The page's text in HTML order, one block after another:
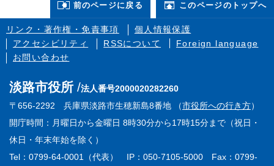
前のページに戻る このページのトップへ
リンク・著作権・免責事項
個人情報保護
アクセシビリティ
RSSについて
Foreign language
お問い合わせ
淡路市役所
法人番号2000020282260
〒656-2292 兵庫県淡路市生穂新島8番地 （市役所への行き方）
開庁時間：月曜日から金曜日 8時30分から17時15分まで（祝日・
休日・年末年始を除く）
Tel：0799-64-0001（代表） IP：050-7105-5000 Fax：0799-